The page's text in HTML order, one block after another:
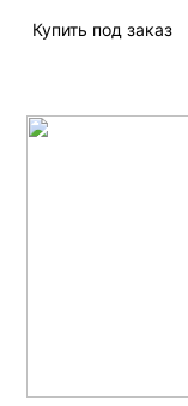
Купить под заказ